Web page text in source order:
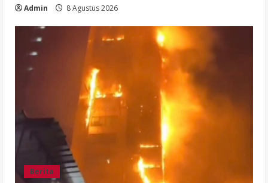
Admin 8 Agustus 2026
Berita